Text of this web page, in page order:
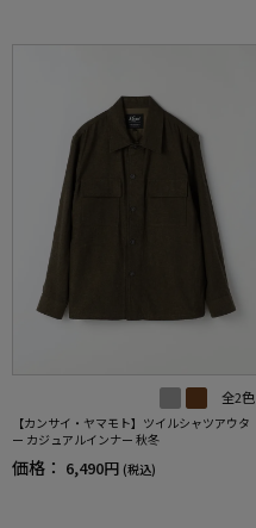
全2色
【カンサイ・ヤマモト】ツイルシャツアウタ
ー カジュアルインナー 秋冬
価格： 6,490円 (税込)